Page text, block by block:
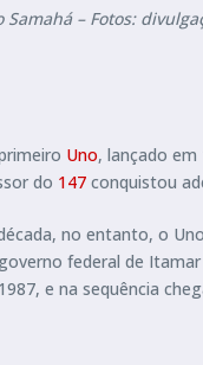
Samahá – Fotos:
Uno, lançado
do 147 conquistou
no entanto, o
federal de
e na sequência